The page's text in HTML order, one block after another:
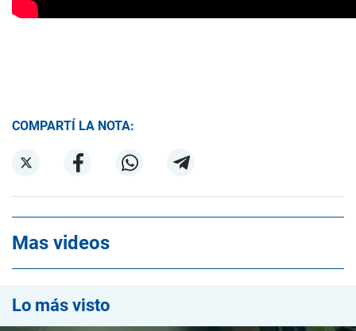
COMPARTÍ LA NOTA:
Mas videos
Lo más visto